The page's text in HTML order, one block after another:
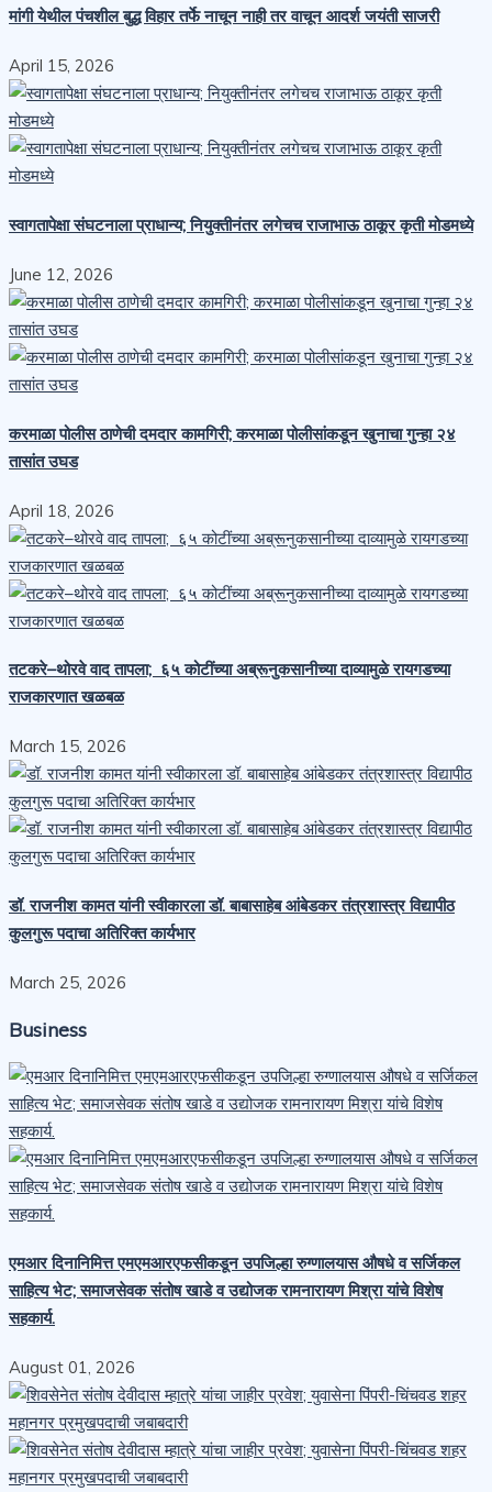
मांगी येथील पंचशील बुद्ध विहार तर्फे नाचून नाही तर वाचून आदर्श जयंती साजरी
April 15, 2026
स्वागतापेक्षा संघटनाला प्राधान्य; नियुक्तीनंतर लगेचच राजाभाऊ ठाकूर कृती मोडमध्ये
June 12, 2026
करमाळा पोलीस ठाणेची दमदार कामगिरी; करमाळा पोलीसांकडून खुनाचा गुन्हा २४
तासांत उघड
April 18, 2026
तटकरे–थोरवे वाद तापला; ६५ कोटींच्या अब्रूनुकसानीच्या दाव्यामुळे रायगडच्या
राजकारणात खळबळ
March 15, 2026
डॉ. राजनीश कामत यांनी स्वीकारला डॉ. बाबासाहेब आंबेडकर तंत्रशास्त्र विद्यापीठ
कुलगुरू पदाचा अतिरिक्त कार्यभार
March 25, 2026
Business
एमआर दिनानिमित्त एमएमआरएफसीकडून उपजिल्हा रुग्णालयास औषधे व सर्जिकल
साहित्य भेट; समाजसेवक संतोष खाडे व उद्योजक रामनारायण मिश्रा यांचे विशेष
सहकार्य.
August 01, 2026